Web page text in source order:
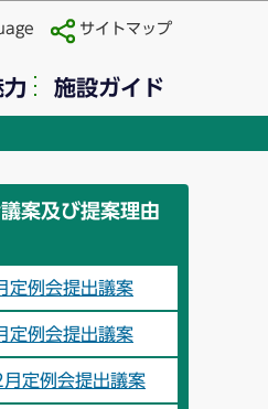
サイトマップ
力 施設ガイド
案及び提案理由
定例会提出議案
定例会提出議案
定例会提出議案